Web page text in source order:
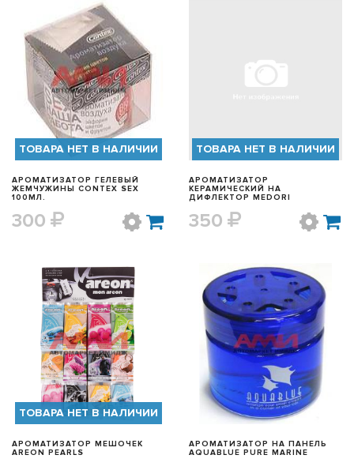
БЫСТРЫЙ ПРОСМОТР
ТОВАРА НЕТ В НАЛИЧИИ
АРОМАТИЗАТОР ГЕЛЕВЫЙ
ЖЕМЧУЖИНЫ CONTEX SEX
100МЛ.
300
ТОВАРА НЕТ В НАЛИЧИИ
АРОМАТИЗАТОР
КЕРАМИЧЕСКИЙ НА
ДИФЛЕКТОР MEDORI
350
БЫСТРЫЙ ПРОСМОТР
ТОВАРА НЕТ В НАЛИЧИИ
АРОМАТИЗАТОР МЕШОЧЕК
AREON PEARLS
БЫСТРЫЙ ПРОСМОТР
АРОМАТИЗАТОР НА ПАНЕЛЬ
AQUABLUE PURE MARINE